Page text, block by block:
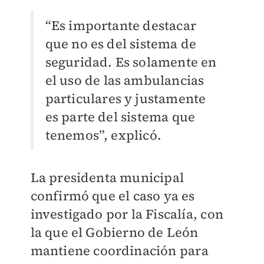
“Es importante destacar
que no es del sistema de
seguridad. Es solamente en
el uso de las ambulancias
particulares y justamente
es parte del sistema que
tenemos”, explicó.
La presidenta municipal
confirmó que el caso ya es
investigado por la Fiscalía, con
la que el Gobierno de León
mantiene coordinación para